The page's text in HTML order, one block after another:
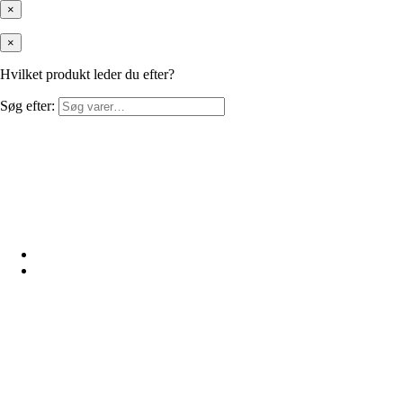
×
×
Hvilket produkt leder du efter?
Søg efter: